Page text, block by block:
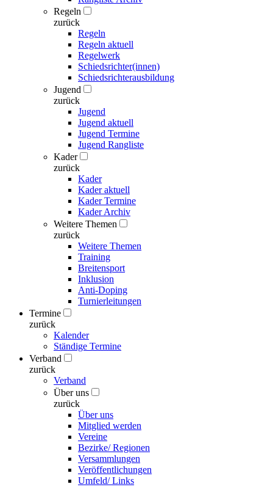
Regeln
zurück
Regeln
Regeln aktuell
Regelwerk
Schiedsrichter(innen)
Schiedsrichterausbildung
Jugend
zurück
Jugend
Jugend aktuell
Jugend Termine
Jugend Rangliste
Kader
zurück
Kader
Kader aktuell
Kader Termine
Kader Archiv
Weitere Themen
zurück
Weitere Themen
Training
Breitensport
Inklusion
Anti-Doping
Turnierleitungen
Termine
zurück
Kalender
Ständige Termine
Verband
zurück
Verband
Über uns
zurück
Über uns
Mitglied werden
Vereine
Bezirke/ Regionen
Versammlungen
Veröffentlichungen
Umfeld/ Links